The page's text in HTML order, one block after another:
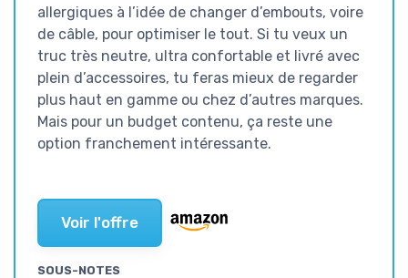
allergiques à l’idée de changer d’embouts, voire
de câble, pour optimiser le tout. Si tu veux un
truc très neutre, ultra confortable et livré avec
plein d’accessoires, tu feras mieux de regarder
plus haut en gamme ou chez d’autres marques.
Mais pour un budget contenu, ça reste une
option franchement intéressante.
Voir l'offre
SOUS-NOTES